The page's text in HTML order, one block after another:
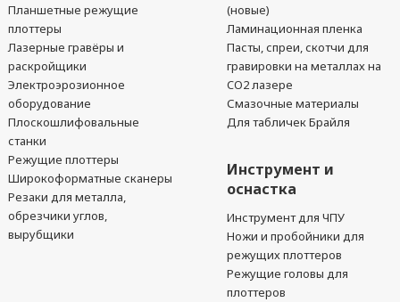
Планшетные режущие
плоттеры
Лазерные гравёры и
раскройщики
Электроэрозионное
оборудование
Плоскошлифовальные
станки
Режущие плоттеры
Широкоформатные сканеры
Резаки для металла,
обрезчики углов,
вырубщики
(новые)
Ламинационная пленка
Пасты, спреи, скотчи для
гравировки на металлах на
CO2 лазере
Смазочные материалы
Для табличек Брайля
Инструмент и
оснастка
Инструмент для ЧПУ
Ножи и пробойники для
режущих плоттеров
Режущие головы для
плоттеров